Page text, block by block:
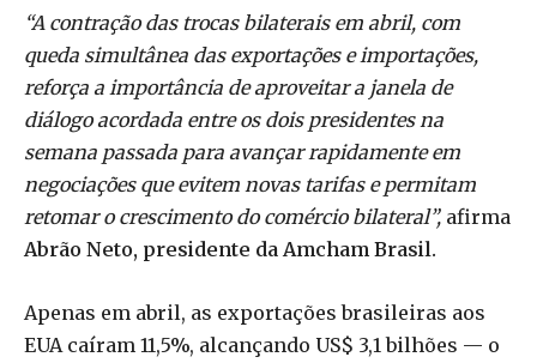
“A contração das trocas bilaterais em abril, com
queda simultânea das exportações e importações,
reforça a importância de aproveitar a janela de
diálogo acordada entre os dois presidentes na
semana passada para avançar rapidamente em
negociações que evitem novas tarifas e permitam
retomar o crescimento do comércio bilateral”, afirma
Abrão Neto, presidente da Amcham Brasil.
Apenas em abril, as exportações brasileiras aos
EUA caíram 11,5%, alcançando US$ 3,1 bilhões — o